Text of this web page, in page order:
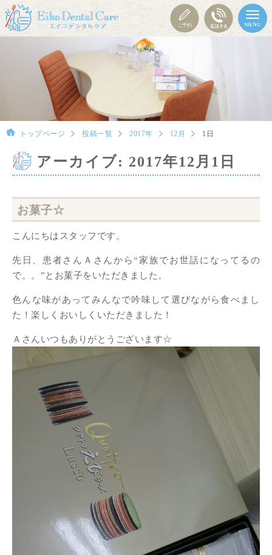
トップページ 投稿一覧 2017年 12月 1日
アーカイブ: 2017年12月1日
お菓子☆
こんにちはスタッフです。
先日、患者さんＡさんから“家族でお世話になってるの
で。。”とお菓子をいただきました。
色んな味があってみんなで吟味して選びながら食べまし
た！楽しくおいしくいただきました！
Ａさんいつもありがとうございます☆